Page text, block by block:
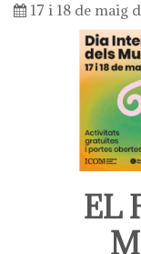
17 i 18 de maig
EL